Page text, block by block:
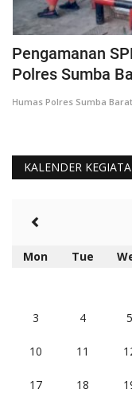
Pengamanan
Polres Sumba
Humas Polres Sumba
KALENDER
Mon Tue
3 4 5
10 11
17 18